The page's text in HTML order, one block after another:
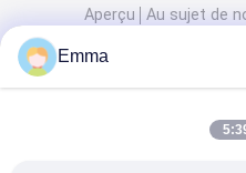
Transformateur
Compteur de CT pinte
Aperçu Au sujet de
Emma